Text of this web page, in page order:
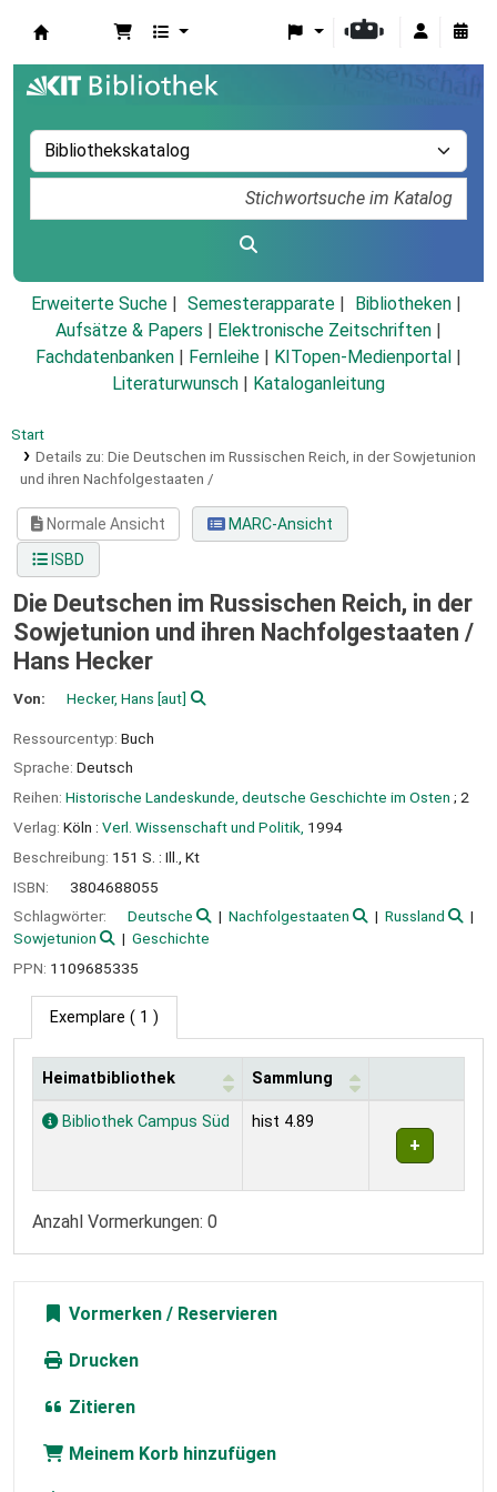
Erweiterte Suche Semesterapparate
Bibliotheken
Aufsätze & Papers
Elektronische Zeitschriften
Fachdatenbanken
Fernleihe KITopen-Medienportal
Literaturwunsch
Kataloganleitung
Start
Details zu: Die Deutschen im Russischen Reich, in der Sowjetunion
und ihren Nachfolgestaaten /
Normale Ansicht
MARC-Ansicht
ISBD
Die Deutschen im Russischen Reich, in der
Sowjetunion und ihren Nachfolgestaaten /
Hans Hecker
Von: Hecker, Hans [aut]
Ressourcentyp: Buch
Sprache: Deutsch
Reihen: Historische Landeskunde, deutsche Geschichte im Osten ; 2
Verlag: Köln : Verl. Wissenschaft und Politik, 1994
Beschreibung: 151 S. : Ill., Kt
ISBN:
3804688055
Schlagwörter:
Deutsche Nachfolgestaaten
Russland
Sowjetunion
Geschichte
PPN: 1109685335
Exemplare ( 1 )
Exemplare
Heimatbibliothek Sammlung
Bibliothek Campus Süd hist 4.89
Anzahl Vormerkungen: 0
Vormerken
Drucken
Zitieren
Meinem Korb hinzufügen